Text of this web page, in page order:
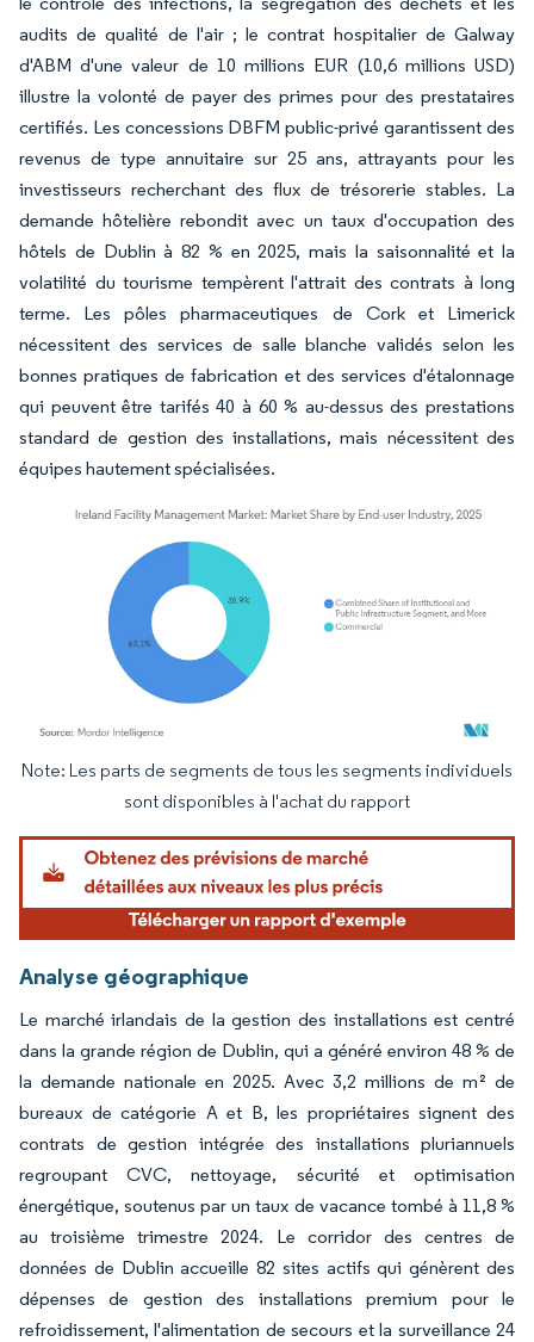
audits de qualité de l'air ; le contrat hospitalier de Galway
d'ABM d'une valeur de 10 millions EUR (10,6 millions USD)
illustre la volonté de payer des primes pour des prestataires
certifiés. Les concessions DBFM public-privé garantissent des
revenus de type annuitaire sur 25 ans, attrayants pour les
investisseurs recherchant des flux de trésorerie stables. La
demande hôtelière rebondit avec un taux d'occupation des
hôtels de Dublin à 82 % en 2025, mais la saisonnalité et la
volatilité du tourisme tempèrent l'attrait des contrats à long
terme. Les pôles pharmaceutiques de Cork et Limerick
nécessitent des services de salle blanche validés selon les
bonnes pratiques de fabrication et des services d'étalonnage
qui peuvent être tarifés 40 à 60 % au-dessus des prestations
standard de gestion des installations, mais nécessitent des
équipes hautement spécialisées.
Image © Mordor Intelligence. La réutilisation nécessite une attribution sous CC BY
Note: Les parts de segments de tous les segments individuels
sont disponibles à l'achat du rapport
Analyse géographique
Le marché irlandais de la gestion des installations est centré
dans la grande région de Dublin, qui a généré environ 48 % de
la demande nationale en 2025. Avec 3,2 millions de m² de
bureaux de catégorie A et B, les propriétaires signent des
contrats de gestion intégrée des installations pluriannuels
regroupant CVC, nettoyage, sécurité et optimisation
énergétique, soutenus par un taux de vacance tombé à 11,8 %
au troisième trimestre 2024. Le corridor des centres de
données de Dublin accueille 82 sites actifs qui génèrent des
dépenses de gestion des installations premium pour le
refroidissement, l'alimentation de secours et la surveillance 24